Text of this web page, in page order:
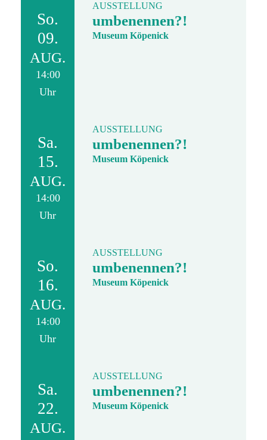
So.
09.
AUG.
14:00
Uhr
AUSSTELLUNG
umbenennen?!
Museum Köpenick
Sa.
15.
AUG.
14:00
Uhr
AUSSTELLUNG
umbenennen?!
Museum Köpenick
So.
16.
AUG.
14:00
Uhr
AUSSTELLUNG
umbenennen?!
Museum Köpenick
Sa.
22.
AUG.
AUSSTELLUNG
umbenennen?!
Museum Köpenick